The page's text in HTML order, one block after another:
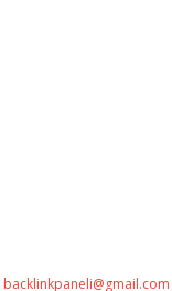
backlinkpaneli@gmail.com